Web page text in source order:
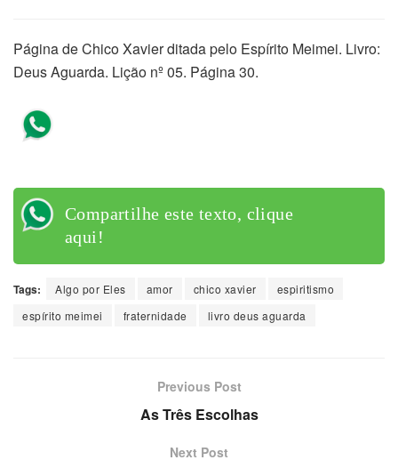
Página de Chico Xavier ditada pelo Espírito Meimei. Livro:
Deus Aguarda. Lição nº 05. Página 30.
Compartilhe este texto, clique
aqui!
Tags: Algo por Eles amor chico xavier
espiritismo
espírito meimei
fraternidade livro deus aguarda
Previous Post
As Três Escolhas
Next Post